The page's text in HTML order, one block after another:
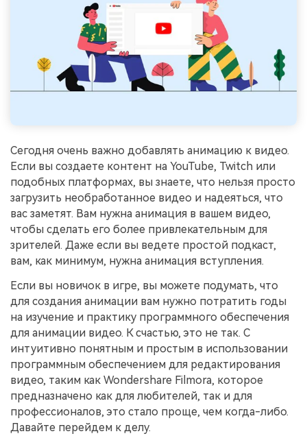
Темы видео
Самые популярные темы
видео на YouTube 2025
Маркетинговый
календарь
Спланируйте маркетинговую
кампанию для своих целей
Вдохновляйтесь нашими
сам"
Создавайте видеоэффекты
самостоятельно, как
настоящий профессионал
Сообщество
Блог
Истории клиентов
Клиенты делятся своими
историями с Filmora
Партнёрская
программа
Партнёрство на уровне
корпоративного сектора
Приступая к работе
Сегодня очень важно добавлять анимацию к видео.
Если вы создаете контент на YouTube, Twitch или
подобных платформах, вы знаете, что нельзя просто
загрузить необработанное видео и надеяться, что
вас заметят. Вам нужна анимация в вашем видео,
чтобы сделать его более привлекательным для
зрителей. Даже если вы ведете простой подкаст,
вам, как минимум, нужна анимация вступления.
Если вы новичок в игре, вы можете подумать, что
для создания анимации вам нужно потратить годы
на изучение и практику программного обеспечения
для анимации видео. К счастью, это не так. С
интуитивно понятным и простым в использовании
программным обеспечением для редактирования
видео, таким как Wondershare Filmora, которое
предназначено как для любителей, так и для
профессионалов, это стало проще, чем когда-либо.
Давайте перейдем к делу.